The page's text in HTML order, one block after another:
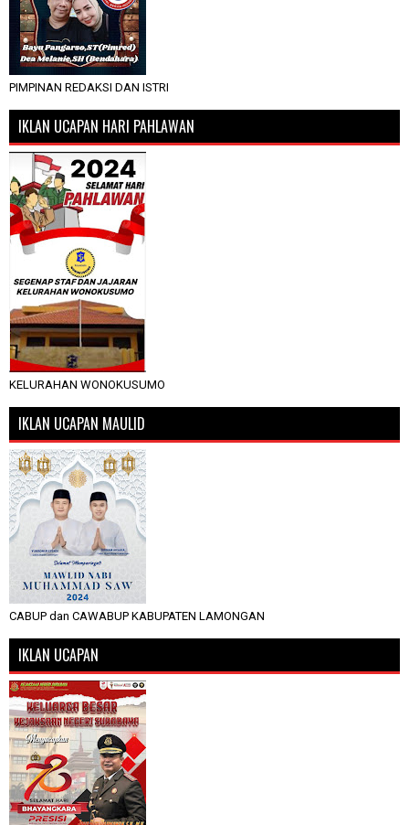
PIMPINAN REDAKSI DAN ISTRI
IKLAN UCAPAN HARI PAHLAWAN
KELURAHAN WONOKUSUMO
IKLAN UCAPAN MAULID
CABUP dan CAWABUP KABUPATEN LAMONGAN
IKLAN UCAPAN